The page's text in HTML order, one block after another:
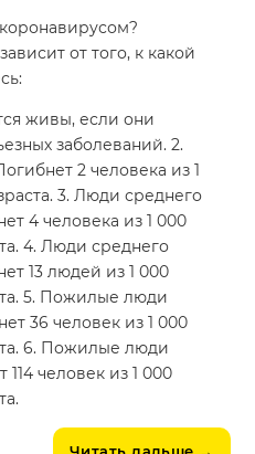
от того, к какой
живы, если они
заболеваний. 2.
2 человека из 1
3. Люди среднего
4 человека из 1 000
4. Люди среднего
13 людей из 1 000
5. Пожилые люди
36 человек из 1 000
6. Пожилые люди
114 человек из 1 000